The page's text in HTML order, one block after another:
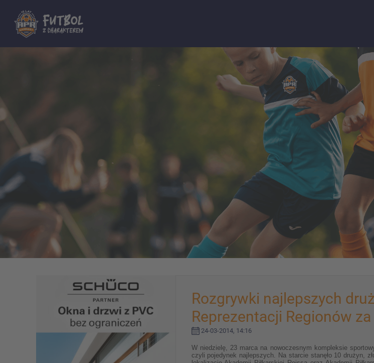
Rozgrywki najlepszych
Reprezentacji Regionów
24-03-2014, 14:16
W niedzielę, 23 marca na nowoczesnym kompleksie
czyli pojedynek najlepszych. Na starcie stanęło 10 drużyn,